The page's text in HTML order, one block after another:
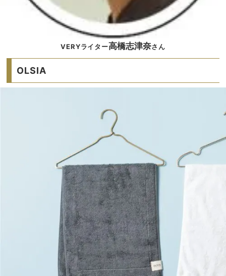
VERYライター高橋志津奈さん
OLSIA